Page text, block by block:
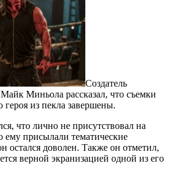
Создатель
Миньола рассказал, что съемки
героя из пекла завершены.
что лично не присутствовал на
ему присылали тематические
остался доволен. Также он отметил,
верной экранизацией одной из его